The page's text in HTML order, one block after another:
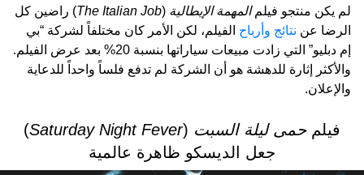
لم يكن منتجو فيلمالمهمة الإيطالية (
The Italian Job) راضين كل
الرضا عن نتائج وأرباح الفيلم، لكن الأمر كان مختلفاً لشركة “بي
إم دبليو” التي زادت مبيعات سياراتها بنسبة 20% بعد عرض الفيلم.
والأكثر إثارة للدهشة هو أن الشركة لم تدفع فلساً واحداً للدعاية
والإعلان.
فيلمحمى ليلة السبت (
Saturday Night Fever
)
جعل الديسكو ظاهرة عالمية